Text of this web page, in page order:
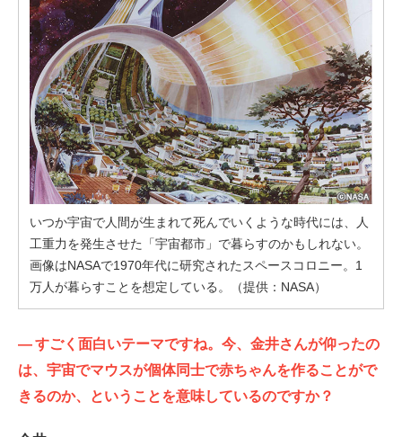
いつか宇宙で人間が生まれて死んでいくような時代には、人
工重力を発生させた「宇宙都市」で暮らすのかもしれない。
画像はNASAで1970年代に研究されたスペースコロニー。1
万人が暮らすことを想定している。（提供：NASA）
—すごく面白いテーマですね。今、金井さんが仰ったの
は、宇宙でマウスが個体同士で赤ちゃんを作ることがで
きるのか、ということを意味しているのですか？